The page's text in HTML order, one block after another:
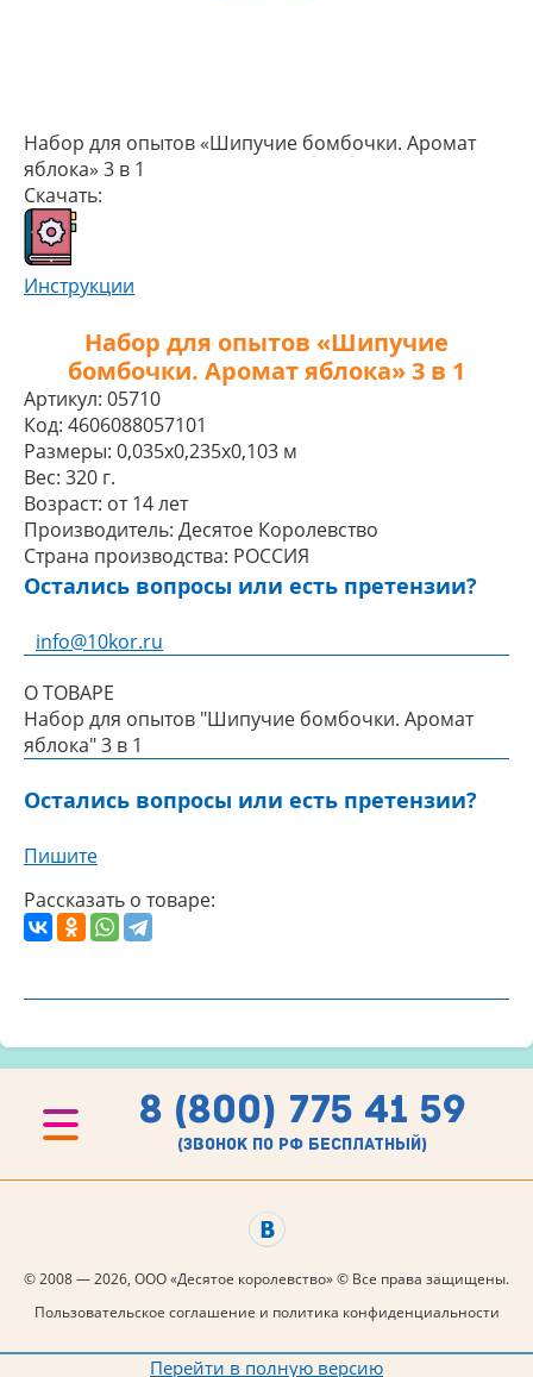
Набор для опытов «Шипучие бомбочки. Аромат
яблока» 3 в 1
Скачать:
Инструкции
Набор для опытов «Шипучие
бомбочки. Аромат яблока» 3 в 1
Артикул: 05710
Код: 4606088057101
Размеры: 0,035x0,235x0,103 м
Вес: 320 г.
Возраст: от 14 лет
Производитель: Десятое Королевство
Страна производства: РОССИЯ
Остались вопросы или есть претензии?
info@10kor.ru
О ТОВАРЕ
Набор для опытов "Шипучие бомбочки. Аромат
яблока" 3 в 1
Остались вопросы или есть претензии?
Пишите
Рассказать о товаре:
8 (800) 775 41 59
(звонок по рф бесплатный)
© 2008 — 2026, ООО «Десятое королевство» © Все права защищены.
Пользовательское соглашение и политика конфиденциальности
Перейти в полную версию